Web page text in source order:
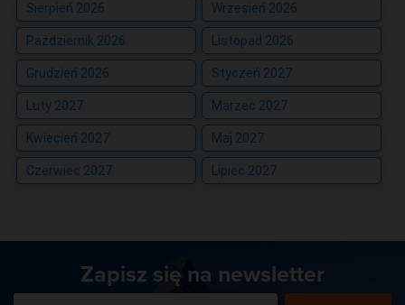
Sierpień 2026 Wrzesień 2026
Październik 2026 Listopad 2026
Grudzień 2026 Styczeń 2027
Luty 2027 Marzec 2027
Kwiecień 2027 Maj 2027
Czerwiec 2027 Lipiec 2027
Zapisz się na newsletter